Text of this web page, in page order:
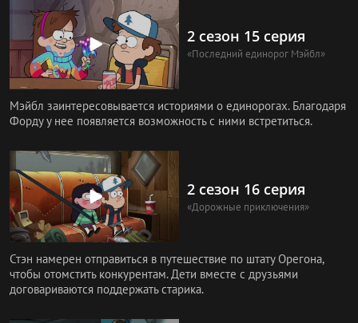
2 сезон 15 серия
«Последний единорог Мэйбл»
Мэйбл заинтересовывается историями о единорогах. Благодаря
Форду у нее появляется возможность с ними встретиться.
2 сезон 16 серия
«Дорожные приключения»
Стэн намерен отправиться в путешествие по штату Орегона,
чтобы отомстить конкурентам. Дети вместе с друзьями
договариваются поддержать старика.